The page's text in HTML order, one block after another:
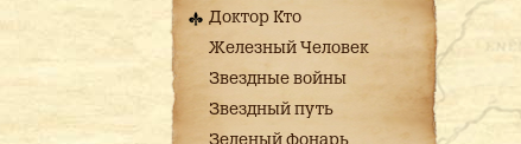
Доктор Кто
Железный Человек
Звездные войны
Звездный путь
Зеленый фонарь